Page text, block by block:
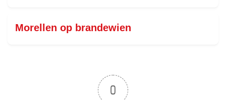
Morellen op brandewien
0